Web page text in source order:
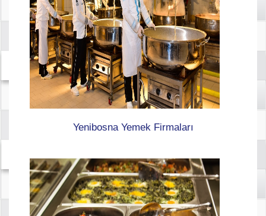
Yenibosna Yemek Firmaları